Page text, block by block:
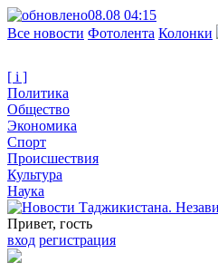
08.08 04:15
Все новости Фотолента Колонки
[ i ]
Политика
Общество
Экономика
Спорт
Происшествия
Культура
Наука
Привет, гость
вход регистрация